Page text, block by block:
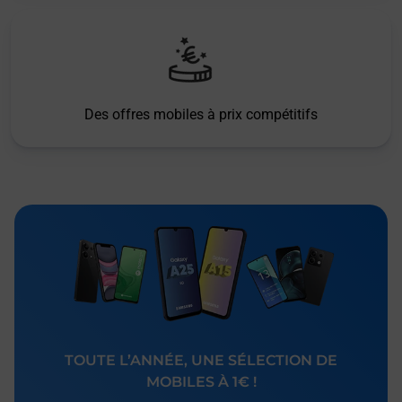
Des offres mobiles à prix compétitifs
TOUTE L’ANNÉE, UNE SÉLECTION DE
MOBILES À 1€ !